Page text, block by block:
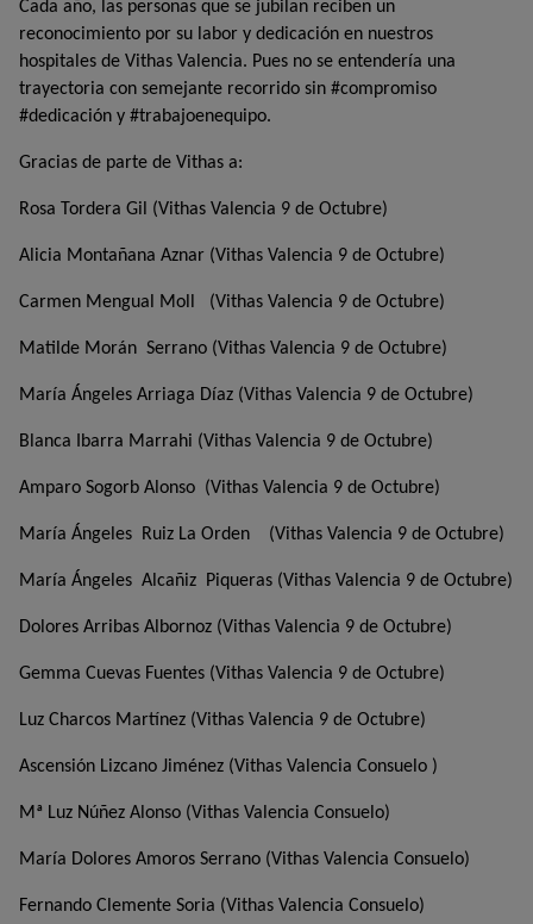
Cada año, las personas que se jubilan reciben un
reconocimiento por su labor y dedicación en nuestros
hospitales de Vithas Valencia. Pues no se entendería una
trayectoria con semejante recorrido sin #compromiso
#dedicación y #trabajoenequipo.
Gracias de parte de Vithas a:
Rosa Tordera Gil (Vithas Valencia 9 de Octubre)
Alicia Montañana Aznar (Vithas Valencia 9 de Octubre)
Carmen Mengual Moll (Vithas Valencia 9 de Octubre)
Matilde Morán Serrano (Vithas Valencia 9 de Octubre)
María Ángeles Arriaga Díaz (Vithas Valencia 9 de Octubre)
Blanca Ibarra Marrahi (Vithas Valencia 9 de Octubre)
Amparo Sogorb Alonso (Vithas Valencia 9 de Octubre)
María Ángeles Ruiz La Orden (Vithas Valencia 9 de Octubre)
María Ángeles Alcañiz Piqueras (Vithas Valencia 9 de Octubre)
Dolores Arribas Albornoz (Vithas Valencia 9 de Octubre)
Gemma Cuevas Fuentes (Vithas Valencia 9 de Octubre)
Luz Charcos Martínez (Vithas Valencia 9 de Octubre)
Ascensión Lizcano Jiménez (Vithas Valencia Consuelo )
Mª Luz Núñez Alonso (Vithas Valencia Consuelo)
María Dolores Amoros Serrano (Vithas Valencia Consuelo)
Fernando Clemente Soria (Vithas Valencia Consuelo)